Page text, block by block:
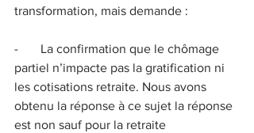
transformation, mais demande :
-       La confirmation que le chômage
partiel n’impacte pas la gratification ni
les cotisations retraite. Nous avons
obtenu la réponse à ce sujet la réponse
est non sauf pour la retraite